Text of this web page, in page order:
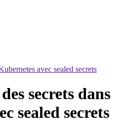
avec sealed secrets
secrets dans
sealed secrets